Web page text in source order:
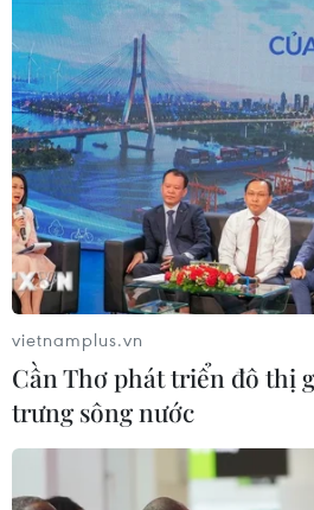
vietnamplus.vn
Cần Thơ phát triển đô thị
trưng sông nước